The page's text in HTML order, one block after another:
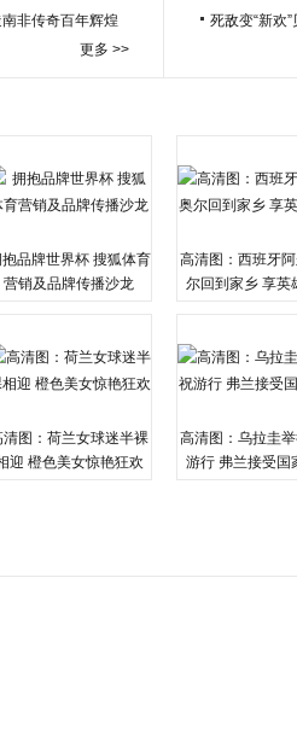
非传奇百年辉煌
更多 >>
死敌变“新欢
品牌世界杯 搜狐体育
营销及品牌传播沙龙
高清图：西班牙
尔回到家乡 享英
清图：荷兰女球迷半裸
迎 橙色美女惊艳狂欢
高清图：乌拉圭
游行 弗兰接受国